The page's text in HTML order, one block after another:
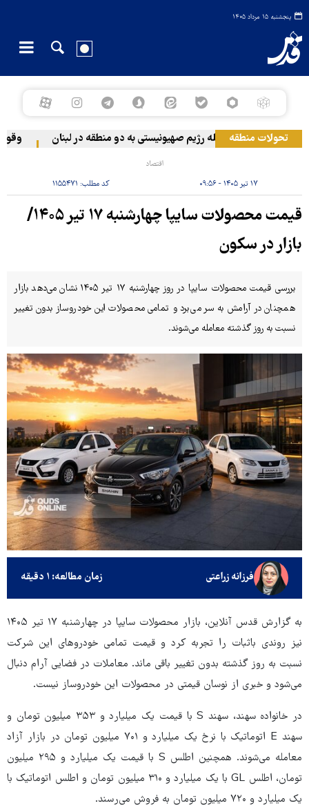
پنجشنبه ۱۵ مرداد ۱۴۰۵
تحولات منطقهحمله رژیم صهیونیستی به دو منطقه در لبنان وقوع
اقتصاد
۱۷ تیر ۱۴۰۵ - ۰۹:۵۶ کد مطلب: ۱۱۵۵۴۷۱
قیمت محصولات سایپا چهارشنبه ۱۷ تیر ۱۴۰۵/
بازار در سکون
بررسی قیمت محصولات سایپا در روز چهارشنبه ۱۷ تیر ۱۴۰۵ نشان می‌دهد بازار
همچنان در آرامش به سر می‌برد و تمامی محصولات این خودروساز بدون تغییر
نسبت به روز گذشته معامله می‌شوند.
فرزانه زراعتی زمان مطالعه: ۱ دقیقه
به گزارش قدس آنلاین، بازار محصولات سایپا در چهارشنبه ۱۷ تیر ۱۴۰۵
نیز روندی باثبات را تجربه کرد و قیمت تمامی خودروهای این شرکت
نسبت به روز گذشته بدون تغییر باقی ماند. معاملات در فضایی آرام دنبال
می‌شود و خبری از نوسان قیمتی در محصولات این خودروساز نیست.
در خانواده سهند، سهند S با قیمت یک میلیارد و ۳۵۳ میلیون تومان و
سهند E اتوماتیک با نرخ یک میلیارد و ۷۰۱ میلیون تومان در بازار آزاد
معامله می‌شوند. همچنین اطلس S با قیمت یک میلیارد و ۲۹۵ میلیون
تومان، اطلس GL با یک میلیارد و ۳۱۰ میلیون تومان و اطلس اتوماتیک با
یک میلیارد و ۷۲۰ میلیون تومان به فروش می‌رسند.